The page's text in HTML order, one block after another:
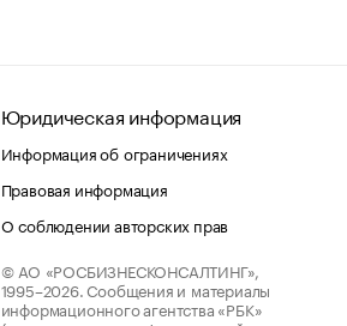
Юридическая информация
Информация об ограничениях
Правовая информация
О соблюдении авторских прав
© АО «РОСБИЗНЕСКОНСАЛТИНГ»,
1995–2026. Сообщения и материалы
информационного агентства «РБК»